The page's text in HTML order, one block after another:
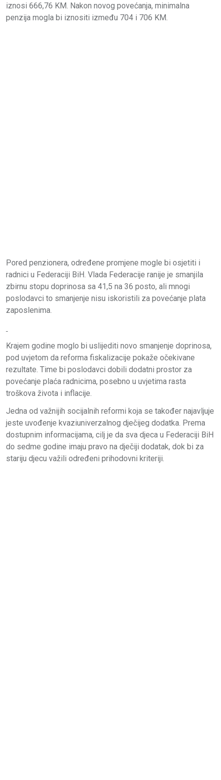
iznosi 666,76 KM. Nakon novog povećanja, minimalna
penzija mogla bi iznositi između 704 i 706 KM.
Pored penzionera, određene promjene mogle bi osjetiti i
radnici u Federaciji BiH. Vlada Federacije ranije je smanjila
zbirnu stopu doprinosa sa 41,5 na 36 posto, ali mnogi
poslodavci to smanjenje nisu iskoristili za povećanje plata
zaposlenima.
Krajem godine moglo bi uslijediti novo smanjenje doprinosa,
pod uvjetom da reforma fiskalizacije pokaže očekivane
rezultate. Time bi poslodavci dobili dodatni prostor za
povećanje plaća radnicima, posebno u uvjetima rasta
troškova života i inflacije.
Jedna od važnijih socijalnih reformi koja se također najavljuje
jeste uvođenje kvaziuniverzalnog dječijeg dodatka. Prema
dostupnim informacijama, cilj je da sva djeca u Federaciji BiH
do sedme godine imaju pravo na dječiji dodatak, dok bi za
stariju djecu važili određeni prihodovni kriteriji.